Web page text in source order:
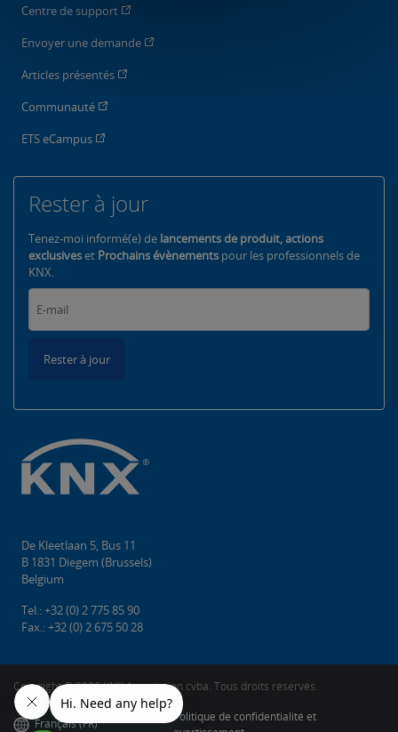
Centre de support
Envoyer une demande
Articles présentés
Communauté
ETS eCampus
Rester à jour
Tenez-moi informé(e) de lancements de produit, actions
exclusiveset Prochains évènements pour les professionnels de
KNX.
Rester à jour
De Kleetlaan 5, Bus 11
B 1831 Diegem (Brussels)
Belgium
Tel.: +32 (0) 2 775 85 90
Fax.: +32 (0) 2 675 50 28
Copyright © 2026 KNX Association cvba. Tous droits réservés.
Français (FR)
Politique de confidentialité et